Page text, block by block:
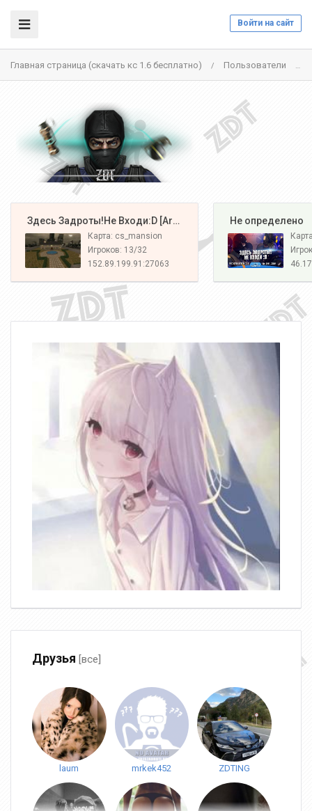
Войти на сайт
Главная страница (скачать кс 1.6 бесплатно) / Пользователи
️ Здесь Задроты!Не Входи:D [Army#1]
Карта: cs_mansion
Игроков: 13/32
152.89.199.91:27063
️ Не определено
Друзья [все]
laum mrkek452 ZDTING